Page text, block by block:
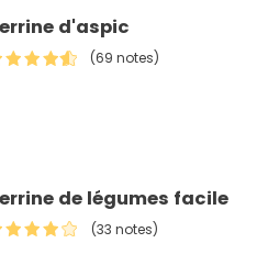
d'aspic
(69 notes)
de légumes facile
(33 notes)